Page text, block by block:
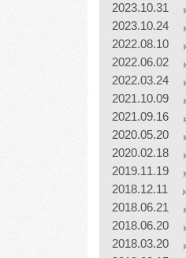
2023.10.31
2023.10.24
2022.08.10
2022.06.02
2022.03.24
2021.10.09
2021.09.16
2020.05.20
2020.02.18
2019.11.19
2018.12.11
2018.06.21
2018.06.20
2018.03.20